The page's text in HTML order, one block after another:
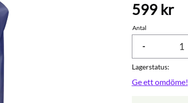
599kr
Antal
-
Lagerstatus
Ge ett omdöme!